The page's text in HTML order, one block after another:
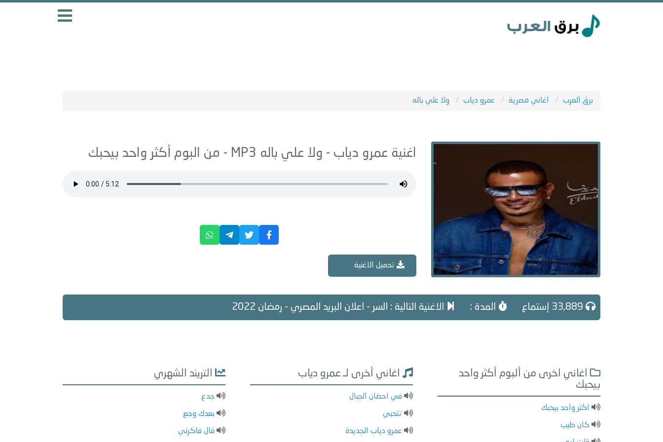
برق العرب اغاني مصرية عمرو دياب ولا علي باله
اغنية عمرو دياب - ولا علي باله أكثر واحد بيحبك
تحميل الاغنية
المدة : الاغنية التالية : السر - اعلان البريد المصري - رمضان 2022
اغاني اخرى من ألبوم أكثر واحد
بيحبك
اكتر واحد بيحبك
كان طيب
اغاني أخرى لـ عمرو دياب
في احضان الجبال
تتحبي
عمرو دياب الجديدة
التريند الشهري
جدع
بعدك وجع
قال فاكرني